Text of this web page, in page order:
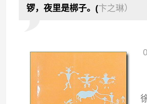
锣，夜里是梆子。(卞之琳）